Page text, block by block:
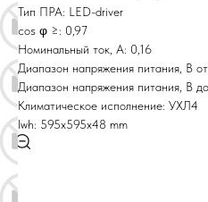
Тип ПРА: LED-driver
cos φ ≥: 0,97
Номинальный ток, A: 0,16
Диапазон напряжения питания, В
Диапазон напряжения питания, В
Климатическое исполнение: УХЛ4
lwh: 595x595x48 mm